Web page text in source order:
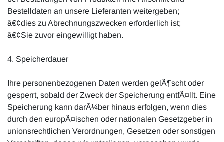
Bestelldaten an unsere Lieferanten weitergeben;
â€¢dies zu Abrechnungszwecken erforderlich ist;
â€¢Sie zuvor eingewilligt haben.
4. Speicherdauer
Ihre personenbezogenen Daten werden gelÃ¶scht oder
gesperrt, sobald der Zweck der Speicherung entfÃ¤llt. Eine
Speicherung kann darÃ¼ber hinaus erfolgen, wenn dies
durch den europÃ¤ischen oder nationalen Gesetzgeber in
unionsrechtlichen Verordnungen, Gesetzen oder sonstigen